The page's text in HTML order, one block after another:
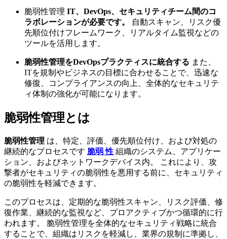
脆弱性管理 IT、DevOps、セキュリティチーム間のコ
ラボレーションが必要です。
自動スキャン、リスク優
先順位付けフレームワーク、リアルタイム監視などの
ツールを活用します。
脆弱性管理をDevOpsプラクティスに統合する また、
ITを規制やビジネスの目標に合わせることで、迅速な
修復、コンプライアンスの向上、全体的なセキュリテ
ィ体制の強化が可能になります。
脆弱性管理とは
脆弱性管理 は、特定、評価、優先順位付け、および対処の
継続的なプロセスです 脆弱 性 組織のシステム、アプリケー
ション、およびネットワークデバイス内。 これにより、攻
撃者がセキュリティの脆弱性を悪用する前に、セキュリティ
の脆弱性を軽減できます。
このプロセスは、定期的な脆弱性スキャン、リスク評価、修
復作業、継続的な監視など、プロアクティブかつ循環的に行
われます。 脆弱性管理を全体的なセキュリティ戦略に統合
することで、組織はリスクを軽減し、業界の規制に準拠し、